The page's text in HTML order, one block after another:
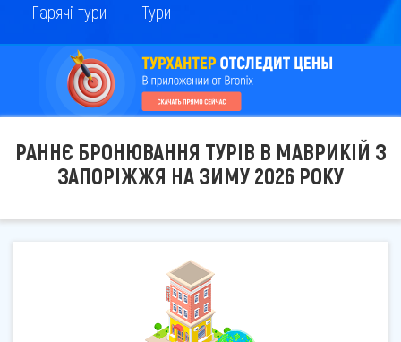
Гарячі тури Тури
РАННЄ БРОНЮВАННЯ ТУРІВ В МАВРИКІЙ З
ЗАПОРІЖЖЯ НА ЗИМУ 2026 РОКУ